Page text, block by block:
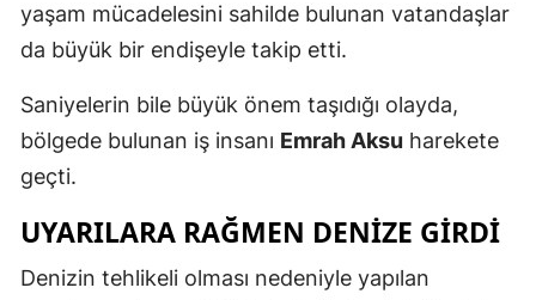
yaşam mücadelesini sahilde bulunan vatandaşlar
da büyük bir endişeyle takip etti.
Saniyelerin bile büyük önem taşıdığı olayda,
bölgede bulunan iş insanı Emrah Aksu harekete
geçti.
UYARILARA RAĞMEN DENİZE GİRDİ
Denizin tehlikeli olması nedeniyle yapılan